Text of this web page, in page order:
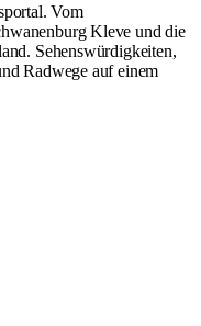
Vom
Kleve und die
Sehenswürdigkeiten,
Radwege auf einem